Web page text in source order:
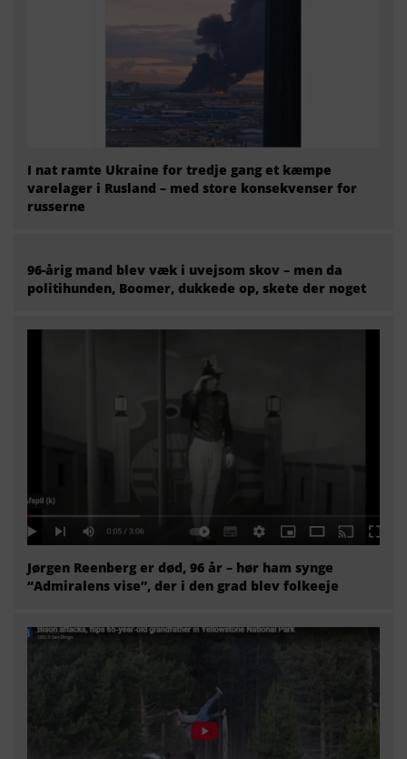
I nat ramte Ukraine for tredje gang et kæmpe
varelager i Rusland – med store konsekvenser for
russerne
96-årig mand blev væk i uvejsom skov – men da
politihunden, Boomer, dukkede op, skete der noget
Jørgen Reenberg er død, 96 år – hør ham synge
“Admiralens vise”, der i den grad blev folkeeje